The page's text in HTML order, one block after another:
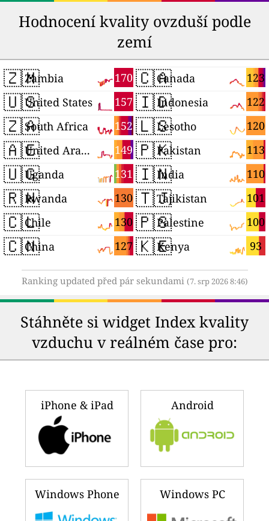
Hodnocení kvality ovzduší podle
zemí
🇿🇲 170
Zambia
🇺🇸 157
United States
🇿🇦 152
South Africa
🇦🇪 149
United Arab Emirates
🇺🇬 131
Uganda
🇷🇼 130
Rwanda
🇨🇱 130
Chile
🇨🇳 127
China
🇨🇦 123
Canada
🇮🇩 122
Indonesia
🇱🇸 120
Lesotho
🇵🇰 113
Pakistan
🇮🇳 110
India
🇹🇯 101
Tajikistan
🇵🇸 100
Palestine
🇰🇪 93
Kenya
Ranking updated před pár sekundami (7. srp 2026 8:46)
Stáhněte si widget Index kvality
vzduchu v reálném čase pro:
iPhone & iPad Android
Windows Phone Windows PC